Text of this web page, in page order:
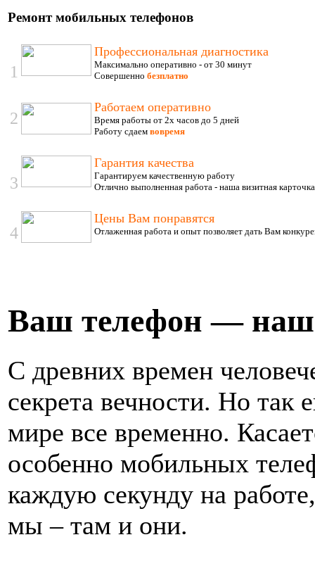
уточнить цену
LG S07LHQ
ADN1
5 450.00 грн.
Позвоните, чтобы
Ремонт мобильных телефонов
1
Профессиональная диагностика
Максимально оперативно - от 30 минут
Совершенно безплатно
2
Работаем оперативно
Время работы от 2х часов до 5 дней
Работу сдаем вовремя
3
Гарантия качества
Гарантируем качественную работу
Oтлично выполненная работа - наша визитная карточка
4
Цены Вам понравятся
Отлаженная работа и опыт позволяет дать Вам
Ваш телефон — наш
С древних времен
секрета вечности. Но так
мире все временно.
особенно мобильных
каждую секунду на
мы – там и они.